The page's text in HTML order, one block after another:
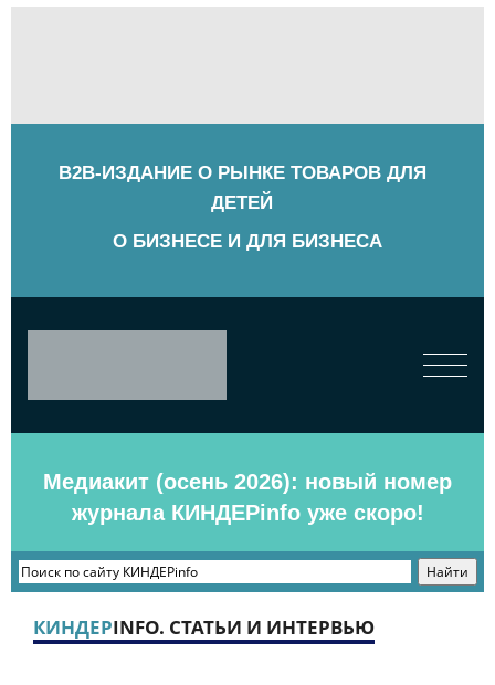
B2B-ИЗДАНИЕ О РЫНКЕ ТОВАРОВ ДЛЯ
ДЕТЕЙ
О БИЗНЕСЕ И ДЛЯ БИЗНЕСА
Медиакит (осень 2026): новый номер
журнала КИНДЕРinfo уже скоро!
КИНДЕРINFO. СТАТЬИ И ИНТЕРВЬЮ